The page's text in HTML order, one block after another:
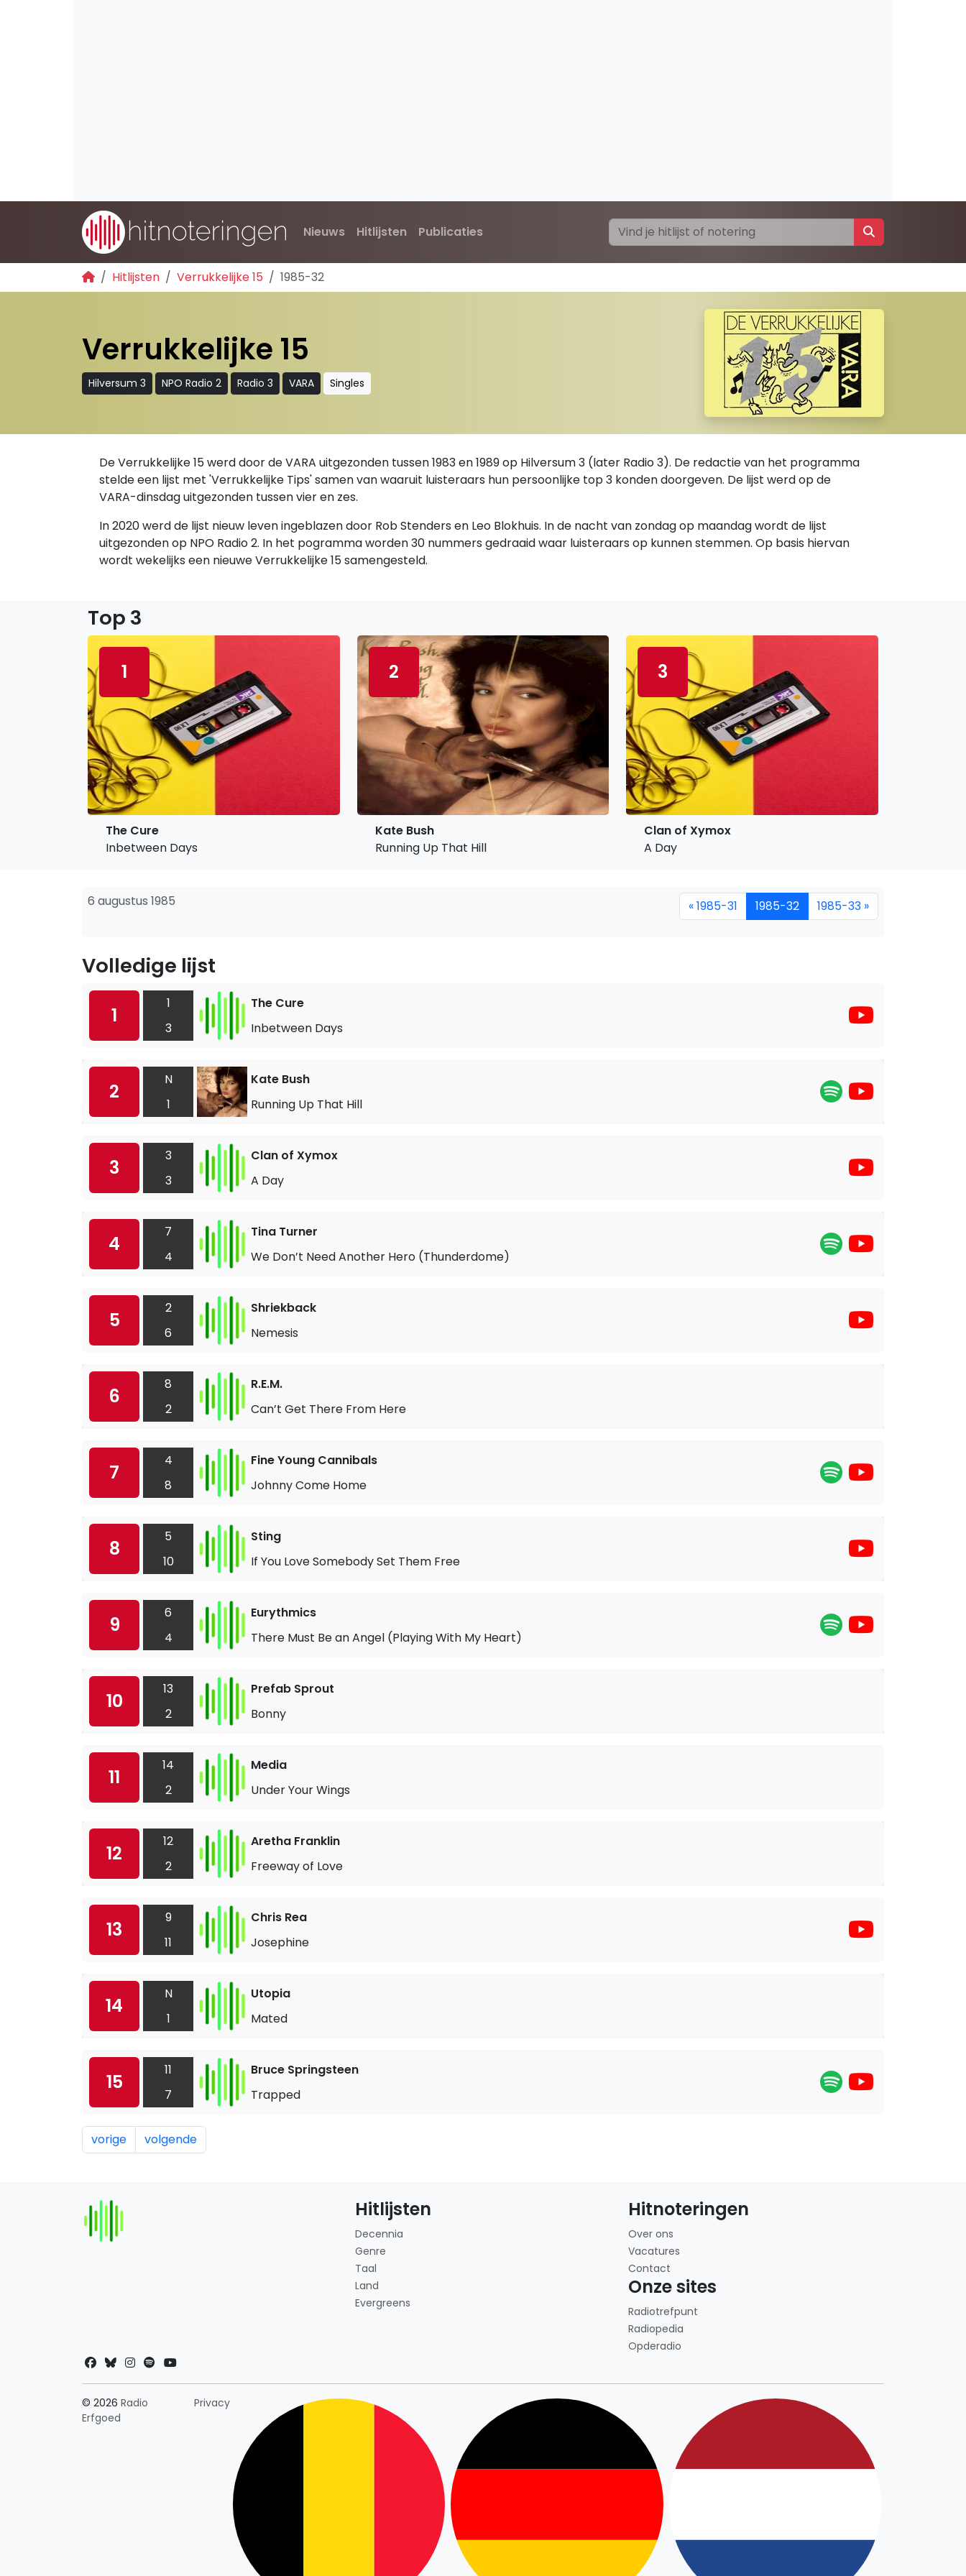
Nieuws Hitlijsten Publicaties
Hitlijsten Verrukkelijke 15 1985-32
Verrukkelijke 15
Hilversum 3 NPO Radio 2 Radio 3 VARA Singles
De Verrukkelijke 15 werd door de VARA uitgezonden tussen 1983 en 1989 op Hilversum 3 (later Radio 3). De redactie van het programma
stelde een lijst met 'Verrukkelijke Tips' samen van waaruit luisteraars hun persoonlijke top 3 konden doorgeven. De lijst werd op de
VARA-dinsdag uitgezonden tussen vier en zes.
In 2020 werd de lijst nieuw leven ingeblazen door Rob Stenders en Leo Blokhuis. In de nacht van zondag op maandag wordt de lijst
uitgezonden op NPO Radio 2. In het pogramma worden 30 nummers gedraaid waar luisteraars op kunnen stemmen. Op basis hiervan
wordt wekelijks een nieuwe Verrukkelijke 15 samengesteld.
Top 3
1
The Cure
Inbetween Days
2
Kate Bush
Running Up That Hill
3
Clan of Xymox
A Day
6 augustus 1985 « 1985-31 1985-32 1985-33 »
Volledige lijst
1
1
3
The Cure
Inbetween Days
2
N
1
Kate Bush
Running Up That Hill
3
3
3
Clan of Xymox
A Day
4
7
4
Tina Turner
We Don’t Need Another Hero (Thunderdome)
5
2
6
Shriekback
Nemesis
6
8
2
R.E.M.
Can’t Get There From Here
7
4
8
Fine Young Cannibals
Johnny Come Home
8
5
10
Sting
If You Love Somebody Set Them Free
9
6
4
Eurythmics
There Must Be an Angel (Playing With My Heart)
10
13
2
Prefab Sprout
Bonny
11
14
2
Media
Under Your Wings
12
12
2
Aretha Franklin
Freeway of Love
13
9
11
Chris Rea
Josephine
14
N
1
Utopia
Mated
15
11
7
Bruce Springsteen
Trapped
vorige volgende
Hitlijsten
Decennia
Genre
Taal
Land
Evergreens
Hitnoteringen
Over ons
Vacatures
Contact
Onze sites
Radiotrefpunt
Radiopedia
Opderadio
© 2026 Radio
Erfgoed
PrivacyLandkeuze